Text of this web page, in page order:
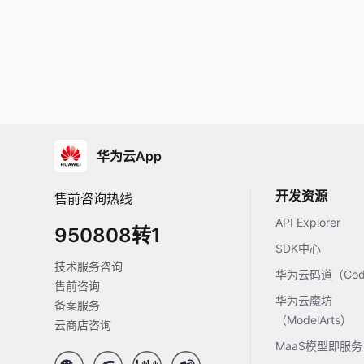
华为云App
售前咨询热线
950808转1
技术服务咨询
售前咨询
备案服务
云商店咨询
开发资源
API Explorer
SDK中心
华为云码道（
华为云魔坊
（ModelArts）
MaaS模型即服务